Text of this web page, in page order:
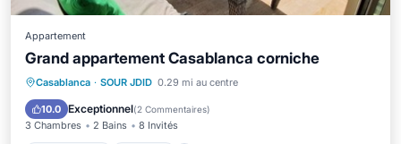
Appartement
Grand appartement Casablanca corniche
Casablanca · SOUR JDID 0.29 mi au centre
10.0 Exceptionnel(2 Commentaires)
3 Chambres 2 Bains 8 Invités
Front de mer
Parking
Vue sur l’océan
Balcon/Terrasse